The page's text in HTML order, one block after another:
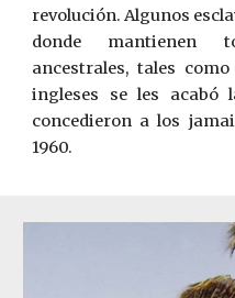
revolución. Algunos
donde mantienen
ancestrales, tales
ingleses se les
concedieron a los
1960.